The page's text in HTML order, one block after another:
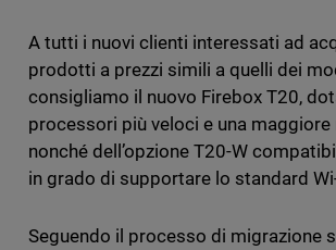
A tutti i nuovi clienti interessati ad
prodotti a prezzi simili a quelli dei
consigliamo il nuovo Firebox T20,
processori più veloci e una maggiore
nonché dell’opzione T20-W
in grado di supportare lo standard
Seguendo il processo di migrazione